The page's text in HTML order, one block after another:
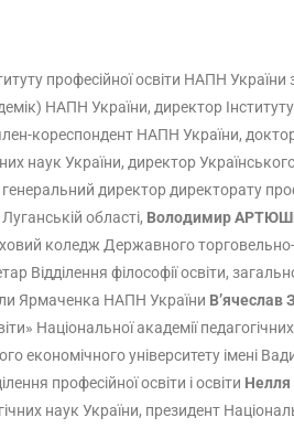
професійної освіти НАПН
НАПН України, директор Інституту
кореспондент НАПН України,
наук України, директор
директор директорату
області, Володимир
коледж Державного
Відділення філософії освіти,
Ярмаченка НАПН України В’ячеслав
Національної академії
економічного університету імені
професійної освіти і освіти
наук України, президент